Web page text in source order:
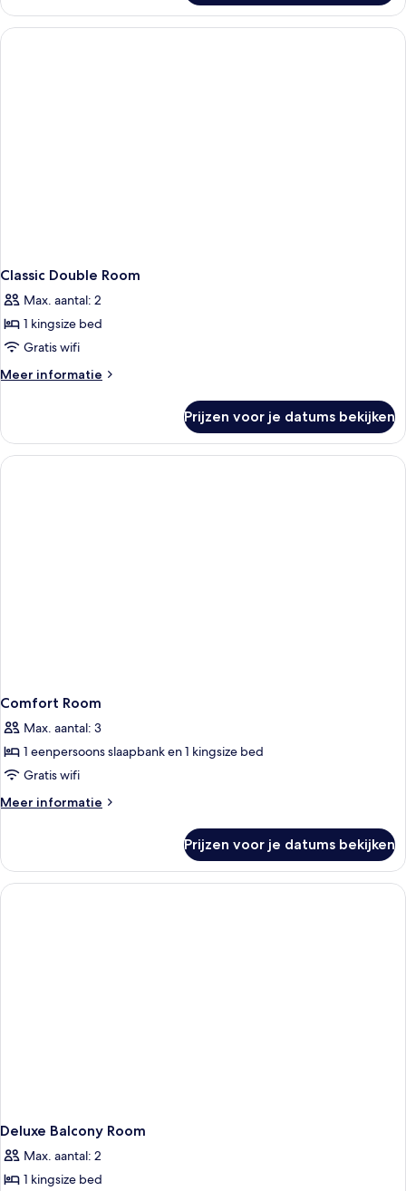
(Cozy)
Classic Double Room
Max. aantal: 2
1 kingsize bed
Gratis wifi
Meer informatie
Meer
Double
Room
Prijzen voor je datums bekijken
Comfort Room
Max. aantal: 3
1 eenpersoons slaapbank en 1 kingsize bed
Gratis wifi
Meer informatie
Meer
Room
Prijzen voor je datums bekijken
Deluxe Balcony Room
Max. aantal: 2
1 kingsize bed